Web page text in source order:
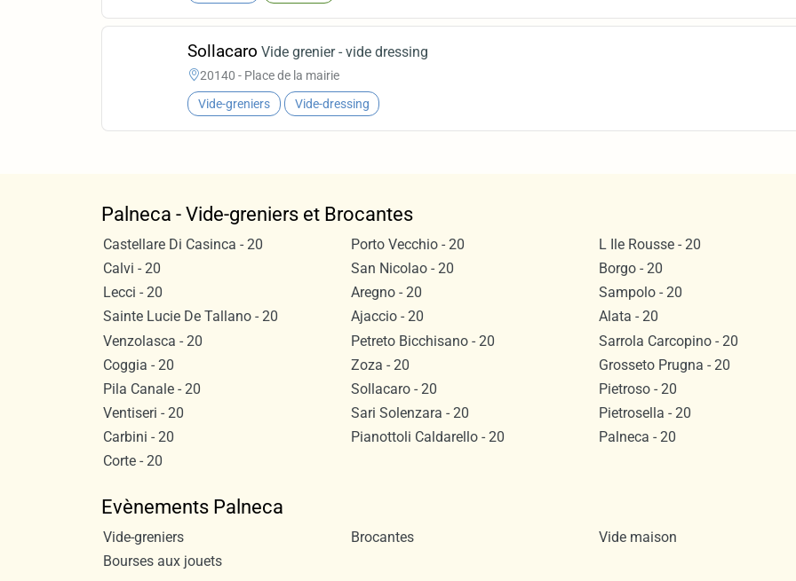
Sollacaro Vide grenier - vide dressing
20140 - Place de la mairie
Vide-greniers Vide-dressing
Palneca - Vide-greniers et Brocantes
Castellare Di Casinca - 20 Porto Vecchio - 20
L Ile Rousse - 20
Calvi - 20
San Nicolao - 20
Borgo - 20
Lecci - 20
Aregno - 20
Sampolo - 20
Sainte Lucie De Tallano - 20
Ajaccio - 20
Alata - 20
Venzolasca - 20
Petreto Bicchisano - 20
Sarrola Carcopino - 20
Coggia - 20
Zoza - 20
Grosseto Prugna - 20
Pila Canale - 20
Sollacaro - 20
Pietroso - 20
Ventiseri - 20
Sari Solenzara - 20
Pietrosella - 20
Carbini - 20
Pianottoli Caldarello - 20
Palneca - 20
Corte - 20
Evènements Palneca
Vide-greniers Brocantes
Vide maison
Bourses aux jouets